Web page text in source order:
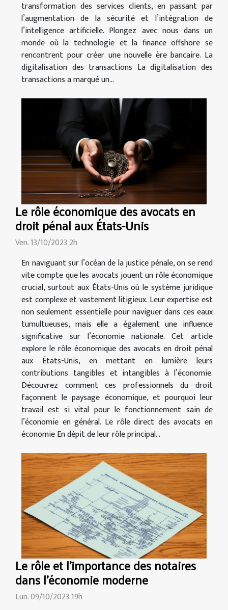
transformation des services clients, en passant par
l’augmentation de la sécurité et l’intégration de
l’intelligence artificielle. Plongez avec nous dans un
monde où la technologie et la finance offshore se
rencontrent pour créer une nouvelle ère bancaire. La
digitalisation des transactions La digitalisation des
transactions a marqué un...
Le rôle économique des avocats en
droit pénal aux États-Unis
Ven. 13/10/2023 2h
En naviguant sur l’océan de la justice pénale, on se rend
vite compte que les avocats jouent un rôle économique
crucial, surtout aux États-Unis où le système juridique
est complexe et vastement litigieux. Leur expertise est
non seulement essentielle pour naviguer dans ces eaux
tumultueuses, mais elle a également une influence
significative sur l’économie nationale. Cet article
explore le rôle économique des avocats en droit pénal
aux États-Unis, en mettant en lumière leurs
contributions tangibles et intangibles à l’économie.
Découvrez comment ces professionnels du droit
façonnent le paysage économique, et pourquoi leur
travail est si vital pour le fonctionnement sain de
l’économie en général. Le rôle direct des avocats en
économie En dépit de leur rôle principal...
Le rôle et l'importance des notaires
dans l'économie moderne
Lun. 09/10/2023 19h